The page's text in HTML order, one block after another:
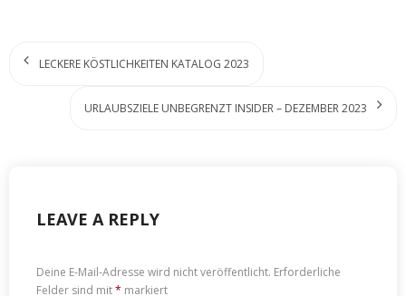
LECKERE KÖSTLICHKEITEN KATALOG 2023
URLAUBSZIELE UNBEGRENZT INSIDER – DEZEMBER 2023
LEAVE A REPLY
Deine E-Mail-Adresse wird nicht veröffentlicht. Erforderliche
Felder sind mit* markiert